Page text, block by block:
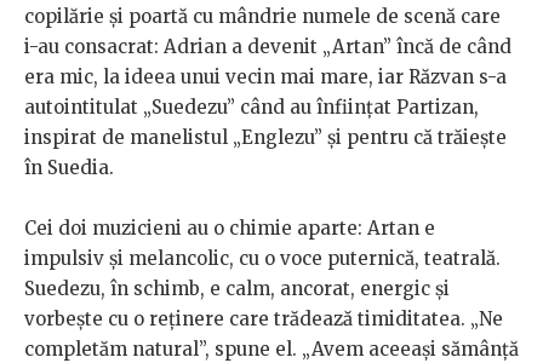
copilărie și poartă cu mândrie numele de scenă care
i-au consacrat: Adrian a devenit „Artan” încă de când
era mic, la ideea unui vecin mai mare, iar Răzvan s-a
autointitulat „Suedezu” când au înființat Partizan,
inspirat de manelistul „Englezu” și pentru că trăiește
în Suedia.
Cei doi muzicieni au o chimie aparte: Artan e
impulsiv și melancolic, cu o voce puternică, teatrală.
Suedezu, în schimb, e calm, ancorat, energic și
vorbește cu o reținere care trădează timiditatea. „Ne
completăm natural”, spune el. „Avem aceeași sămânță